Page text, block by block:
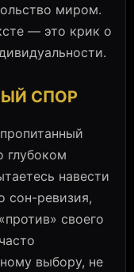
миром.
— это крик о
СПОР
глубоком
навести
сон-ревизия,
своего
выбору, не